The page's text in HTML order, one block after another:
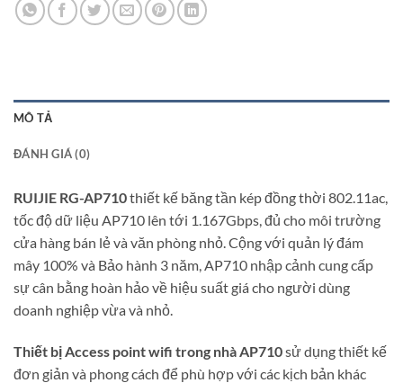
MÔ TẢ
ĐÁNH GIÁ (0)
RUIJIE RG-AP710thiết kế băng tần kép đồng thời 802.11ac,
tốc độ dữ liệu AP710 lên tới 1.167Gbps, đủ cho môi trường
cửa hàng bán lẻ và văn phòng nhỏ. Cộng với quản lý đám
mây 100% và Bảo hành 3 năm, AP710 nhập cảnh cung cấp
sự cân bằng hoàn hảo về hiệu suất giá cho người dùng
doanh nghiệp vừa và nhỏ.
Thiết bị Access point wifi trong nhà AP710sử dụng thiết kế
đơn giản và phong cách để phù hợp với các kịch bản khác